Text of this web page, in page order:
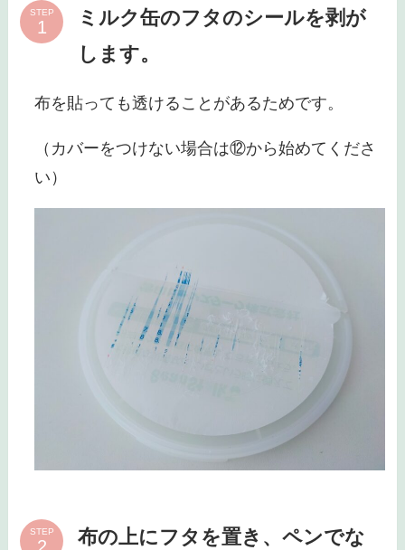
STEP
ミルク缶のフタのシールを剥が
します。
布を貼っても透けることがあるためです。
（カバーをつけない場合は⑫から始めてくださ
い）
STEP
布の上にフタを置き、ペンでな